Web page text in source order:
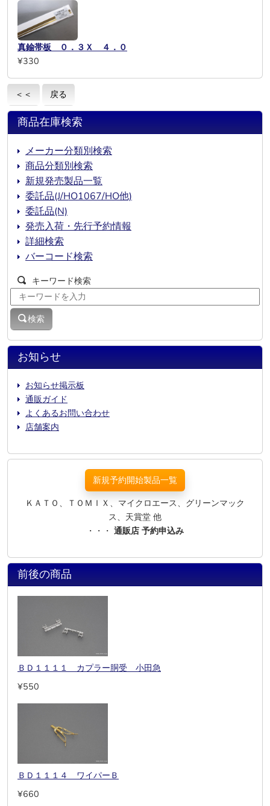
真鍮帯板 ０．３Ｘ ４．０
¥330
＜＜ 戻る
お知らせ
お知らせ掲示板
通販ガイド
よくあるお問い合わせ
店舗案内
商品在庫検索
メーカー分類別検索
商品分類別検索
新規発売製品一覧
委託品(J/HO1067/HO他)
委託品(N)
発売入荷・先行予約情報
詳細検索
バーコード検索
キーワード検索
検索
新規予約開始製品一覧
ＫＡＴＯ、ＴＯＭＩＸ、マイクロエース、グリーンマック
ス、天賞堂 他
・・・ 通販店 予約申込み
前後の商品
ＢＤ１１１１ カプラー胴受 小田急
¥550
ＢＤ１１１４ ワイパーＢ
¥660